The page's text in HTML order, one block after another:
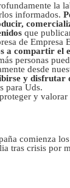
la
informados.
que
de Empresa
a compartir el
personas
desde
y disfrutar
para Uds.
y valorar
comienza
tras crisis por